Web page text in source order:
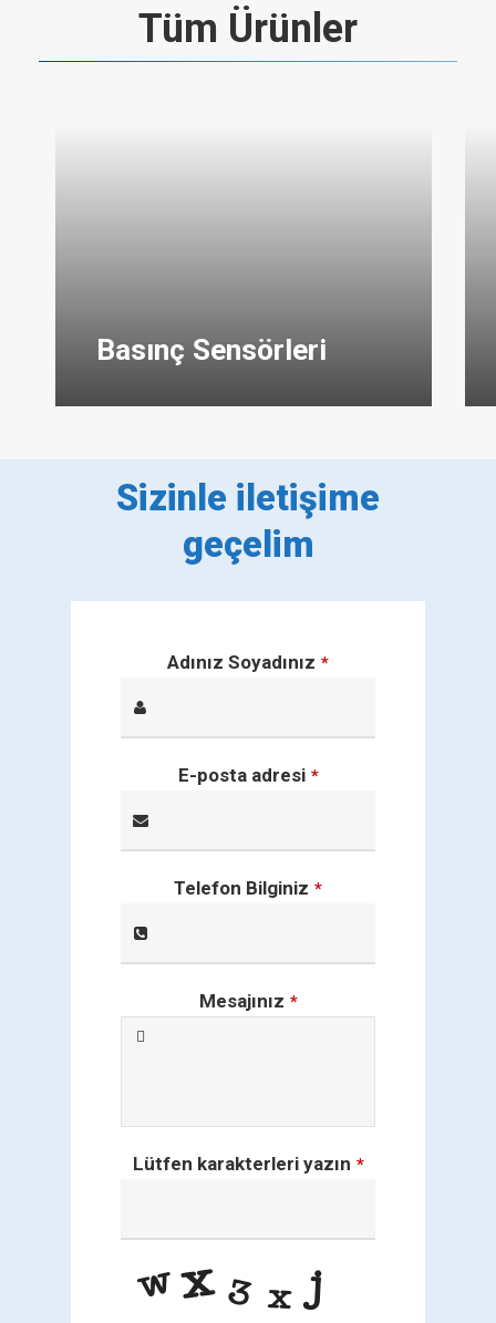
Tüm Ürünler
Basınç Sensörleri
Sizinle iletişime
geçelim
Adınız Soyadınız *
E-posta adresi *
Telefon Bilginiz *
Mesajınız *
Lütfen karakterleri yazın *